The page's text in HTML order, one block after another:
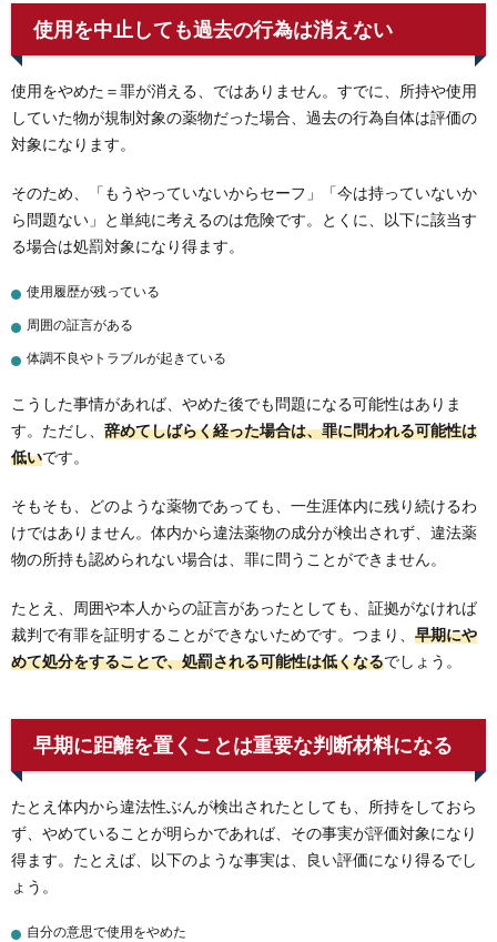
使用を中止しても過去の行為は消えない
使用をやめた＝罪が消える、ではありません。すでに、所持や使用
していた物が規制対象の薬物だった場合、過去の行為自体は評価の
対象になります。
そのため、「もうやっていないからセーフ」「今は持っていないか
ら問題ない」と単純に考えるのは危険です。とくに、以下に該当す
る場合は処罰対象になり得ます。
使用履歴が残っている
周囲の証言がある
体調不良やトラブルが起きている
こうした事情があれば、やめた後でも問題になる可能性はありま
す。ただし、 辞めてしばらく経った場合は、罪に問われる可能性は
低いです。
そもそも、どのような薬物であっても、一生涯体内に残り続けるわ
けではありません。体内から違法薬物の成分が検出されず、違法薬
物の所持も認められない場合は、罪に問うことができません。
たとえ、周囲や本人からの証言があったとしても、証拠がなければ
裁判で有罪を証明することができないためです。つまり、 早期にや
めて処分をすることで、処罰される可能性は低くなるでしょう。
早期に距離を置くことは重要な判断材料になる
たとえ体内から違法性ぶんが検出されたとしても、所持をしておら
ず、やめていることが明らかであれば、その事実が評価対象になり
得ます。たとえば、以下のような事実は、良い評価になり得るでし
ょう。
自分の意思で使用をやめた